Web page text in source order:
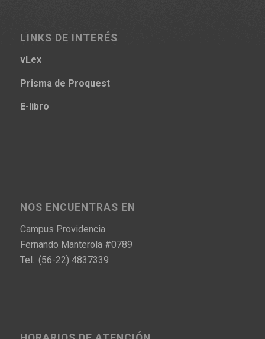
LINKS DE INTERÉS
vLex
Prisma de Proquest
E-libro
NOS ENCUENTRAS EN
Campus Providencia
Fernando Manterola #0789
Tel.: (56-22) 4837339